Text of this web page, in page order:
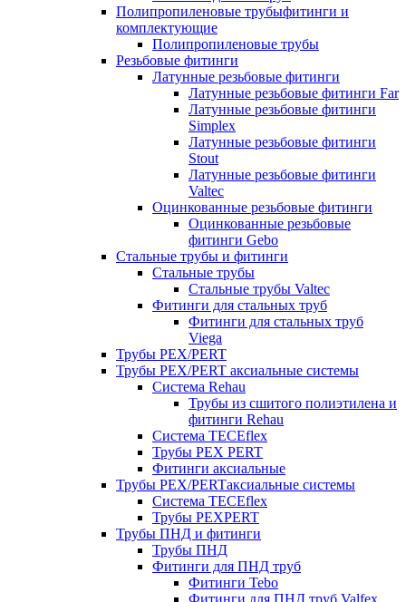
Полипропиленовые трубыфитинги и
комплектующие
Полипропиленовые трубы
Резьбовые фитинги
Латунные резьбовые фитинги
Латунные резьбовые фитинги Far
Латунные резьбовые фитинги
Simplex
Латунные резьбовые фитинги
Stout
Латунные резьбовые фитинги
Valtec
Оцинкованные резьбовые фитинги
Оцинкованные резьбовые
фитинги Gebo
Стальные трубы и фитинги
Стальные трубы
Стальные трубы Valtec
Фитинги для стальных труб
Фитинги для стальных труб
Viega
Трубы PEX/PERT
Трубы PEX/PERT аксиальные системы
Система Rehau
Трубы из сшитого полиэтилена и
фитинги Rehau
Система TECEflex
Трубы PEX PERT
Фитинги аксиальные
Трубы PEX/PERTаксиальные системы
Система TECEflex
Трубы PEXPERT
Трубы ПНД и фитинги
Трубы ПНД
Фитинги для ПНД труб
Фитинги Tebo